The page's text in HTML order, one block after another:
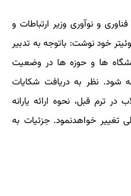
و نوآوری وزیر ارتباطات و
خود نوشت: باتوجه به تدبیر
ها و حوزه ها در وضعیت
شود. نظر به دریافت شکایات
ترم قبل، نحوه ارائه یارانه
تغییر خواهدنمود. جزئیات به